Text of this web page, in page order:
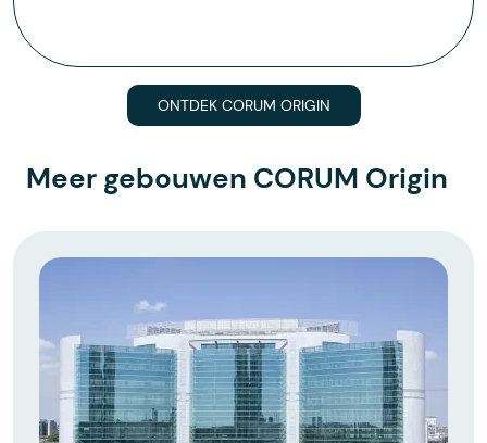
ONTDEK CORUM ORIGIN
Meer gebouwen CORUM Origin